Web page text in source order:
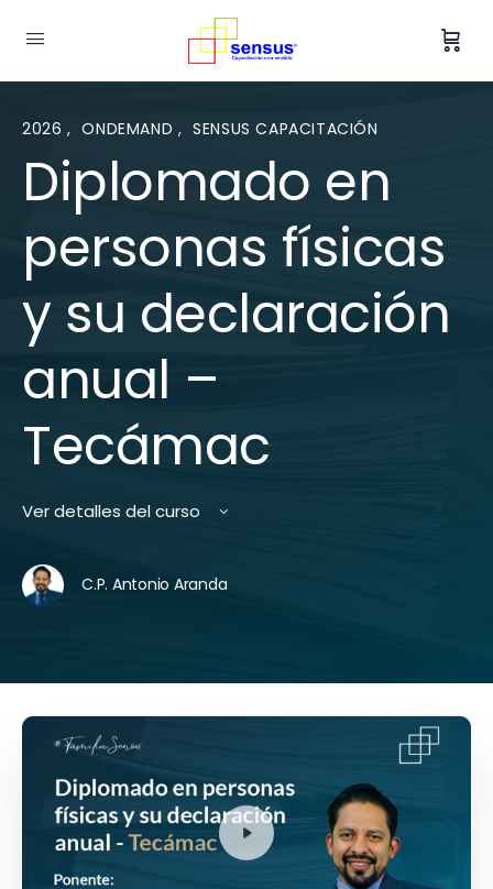
2026, ONDEMAND , SENSUS CAPACITACIÓN
Diplomado en
personas físicas
y su declaración
anual –
Tecámac
Ver detalles del curso
C.P. Antonio Aranda